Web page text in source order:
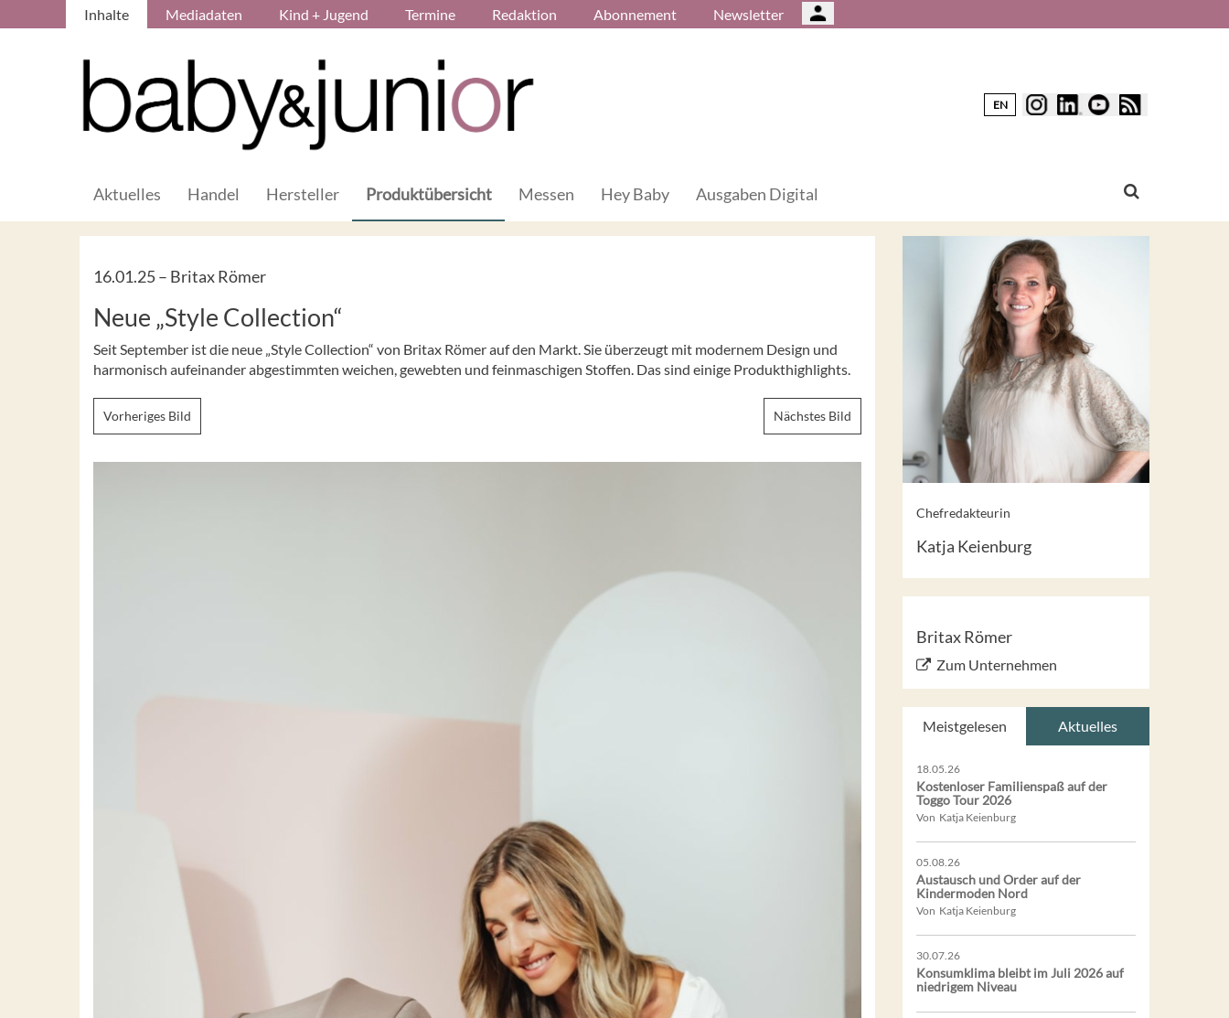
Inhalte Mediadaten Kind + Jugend Termine Redaktion Abonnement Newsletter
EN
Aktuelles Handel Hersteller Produktübersicht Messen Hey Baby Ausgaben Digital
16.01.25 – Britax Römer
Neue „Style Collection“
Seit September ist die neue „Style Collection“ von Britax Römer auf den Markt. Sie überzeugt mit modernem Design und
harmonisch aufeinander abgestimmten weichen, gewebten und feinmaschigen Stoffen. Das sind einige Produkthighlights.
Vorheriges Bild Nächstes Bild
Chefredakteurin
Katja Keienburg
Britax Römer
Zum Unternehmen
Meistgelesen Aktuelles
18.05.26
Kostenloser Familienspaß auf der
Toggo Tour 2026
Von Katja Keienburg
05.08.26
Austausch und Order auf der
Kindermoden Nord
Von Katja Keienburg
30.07.26
Konsumklima bleibt im Juli 2026 auf
niedrigem Niveau